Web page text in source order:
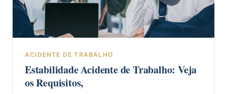
ACIDENTE DE TRABALHO
Estabilidade Acidente de Trabalho: Veja
os Requisitos,